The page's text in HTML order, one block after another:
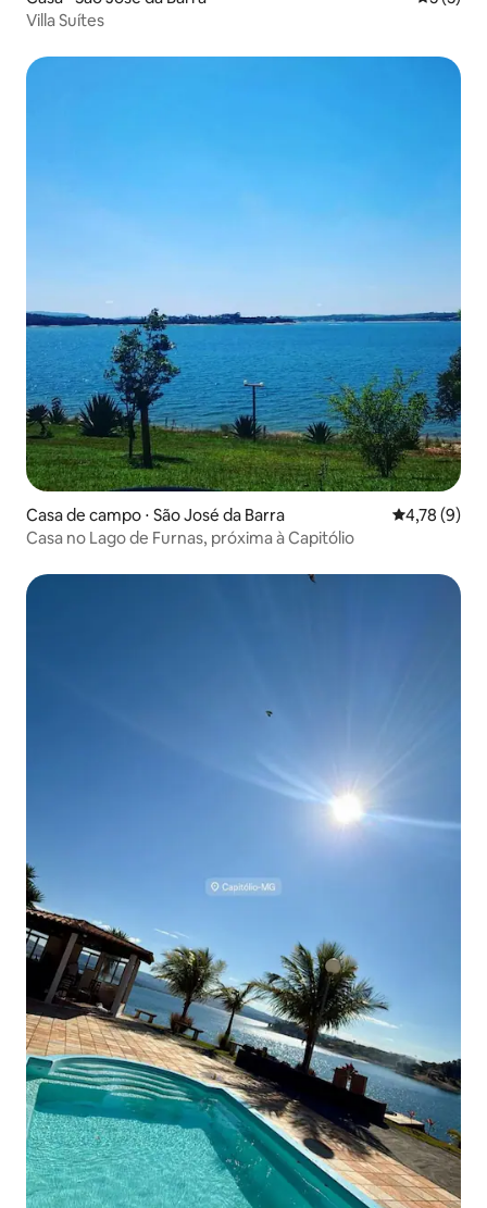
Villa Suítes
Casa de campo ⋅ São José da Barra 4,78 de
4,78 (9)
Casa no Lago de Furnas, próxima à Capitólio